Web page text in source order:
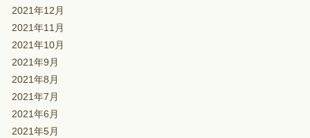
2021年12月
2021年11月
2021年10月
2021年9月
2021年8月
2021年7月
2021年6月
2021年5月